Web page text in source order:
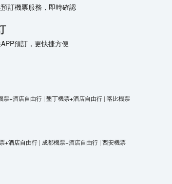
訂機票服務，即時確認
預訂，更快捷方便
票+酒店自由行 | 墾丁機票+酒店自由行 | 喀比機票
+酒店自由行 | 成都機票+酒店自由行 | 西安機票